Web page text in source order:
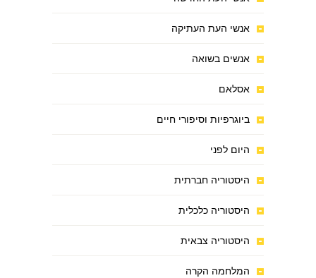
אנשי העת העתיקה
אנשים בשואה
אסלאם
ביוגרפיות וסיפורי חיים
היום לפני
היסטוריה חברתית
היסטוריה כלכלית
היסטוריה צבאית
המלחמה הקרה